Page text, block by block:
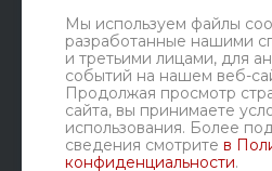
Мы используем файлы
разработанные нашими
и третьими лицами, для
событий на нашем веб-
Продолжая просмотр
сайта, вы принимаете
использования. Более
сведения смотрите в
конфиденциальности.
Мы в соц.